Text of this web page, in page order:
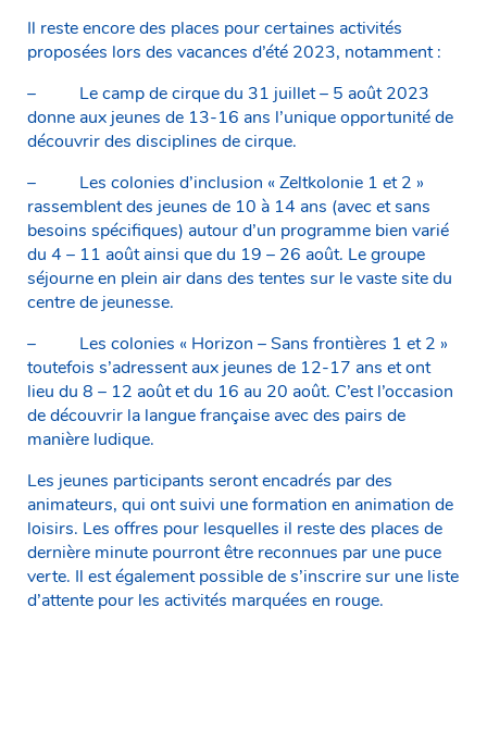
Il reste encore des places pour certaines activités
proposées lors des vacances d’été 2023, notamment :
– Le camp de cirque du 31 juillet – 5 août 2023
donne aux jeunes de 13-16 ans l’unique opportunité de
découvrir des disciplines de cirque.
– Les colonies d’inclusion « Zeltkolonie 1 et 2 »
rassemblent des jeunes de 10 à 14 ans (avec et sans
besoins spécifiques) autour d’un programme bien varié
du 4 – 11 août ainsi que du 19 – 26 août. Le groupe
séjourne en plein air dans des tentes sur le vaste site du
centre de jeunesse.
– Les colonies « Horizon – Sans frontières 1 et 2 »
toutefois s’adressent aux jeunes de 12-17 ans et ont
lieu du 8 – 12 août et du 16 au 20 août. C’est l’occasion
de découvrir la langue française avec des pairs de
manière ludique.
Les jeunes participants seront encadrés par des
animateurs, qui ont suivi une formation en animation de
loisirs. Les offres pour lesquelles il reste des places de
dernière minute pourront être reconnues par une puce
verte. Il est également possible de s’inscrire sur une liste
d’attente pour les activités marquées en rouge.